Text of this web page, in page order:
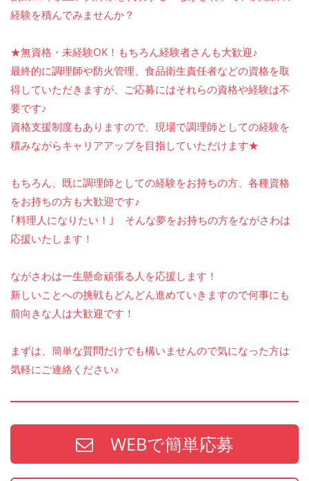
経験を積んでみませんか？
★無資格・未経験OK！もちろん経験者さんも大歓迎♪
最終的に調理師や防火管理、食品衛生責任者などの資格を取
得していただきますが、ご応募にはそれらの資格や経験は不
要です♪
資格支援制度もありますので、現場で調理師としての経験を
積みながらキャリアアップを目指していただけます★
もちろん、既に調理師としての経験をお持ちの方、各種資格
をお持ちの方も大歓迎です♪
｢料理人になりたい！｣ そんな夢をお持ちの方をながさわは
応援いたします！
ながさわは一生懸命頑張る人を応援します！
新しいことへの挑戦もどんどん進めていきますので何事にも
前向きな人は大歓迎です！
まずは、簡単な質問だけでも構いませんので気になった方は
気軽にご連絡ください♪
WEBで簡単応募